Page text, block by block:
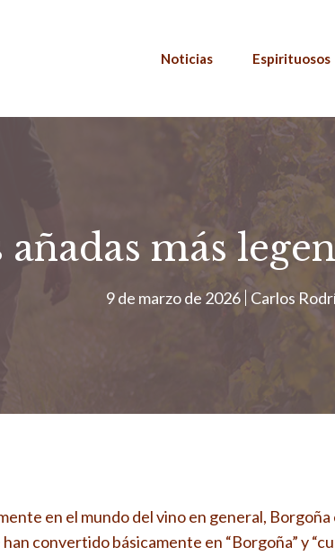
Noticias Espirituosos
añadas más
9 de marzo de 2026 Carlos
en el mundo del vino en general, Borgoña
convertido básicamente en “Borgoña” y